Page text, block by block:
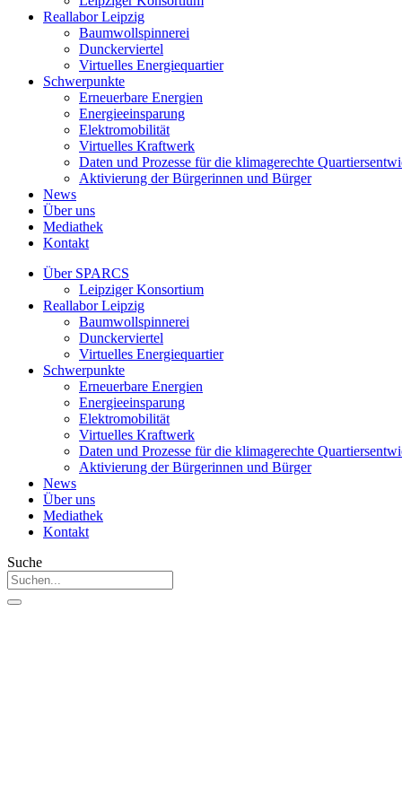
Reallabor Leipzig
Baumwollspinnerei
Dunckerviertel
Virtuelles Energiequartier
Schwerpunkte
Erneuerbare Energien
Energieeinsparung
Elektromobilität
Virtuelles Kraftwerk
Daten und Prozesse für die klimagerechte
Aktivierung der Bürgerinnen und Bürger
News
Über uns
Mediathek
Kontakt
Über SPARCS
Leipziger Konsortium
Reallabor Leipzig
Baumwollspinnerei
Dunckerviertel
Virtuelles Energiequartier
Schwerpunkte
Erneuerbare Energien
Energieeinsparung
Elektromobilität
Virtuelles Kraftwerk
Daten und Prozesse für die klimagerechte
Aktivierung der Bürgerinnen und Bürger
News
Über uns
Mediathek
Kontakt
Suche